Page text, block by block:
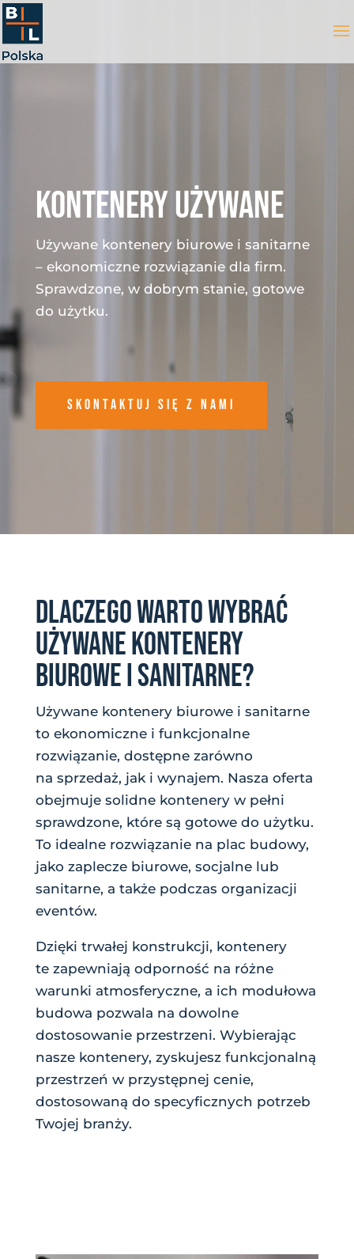
KONTENERY UŻYWANE
Używane kontenery biurowe i sanitarne
– ekonomiczne rozwiązanie dla firm.
Sprawdzone, w dobrym stanie, gotowe
do użytku.
Skontaktuj się z nami
DLACZEGO WARTO WYBRAĆ
UŻYWANE KONTENERY
BIUROWE I SANITARNE?
Używane kontenery biurowe i sanitarne
to ekonomiczne i funkcjonalne
rozwiązanie, dostępne zarówno
na sprzedaż, jak i wynajem. Nasza oferta
obejmuje solidne kontenery w pełni
sprawdzone, które są gotowe do użytku.
To idealne rozwiązanie na plac budowy,
jako zaplecze biurowe, socjalne lub
sanitarne, a także podczas organizacji
eventów.
Dzięki trwałej konstrukcji, kontenery
te zapewniają odporność na różne
warunki atmosferyczne, a ich modułowa
budowa pozwala na dowolne
dostosowanie przestrzeni. Wybierając
nasze kontenery, zyskujesz funkcjonalną
przestrzeń w przystępnej cenie,
dostosowaną do specyficznych potrzeb
Twojej branży.